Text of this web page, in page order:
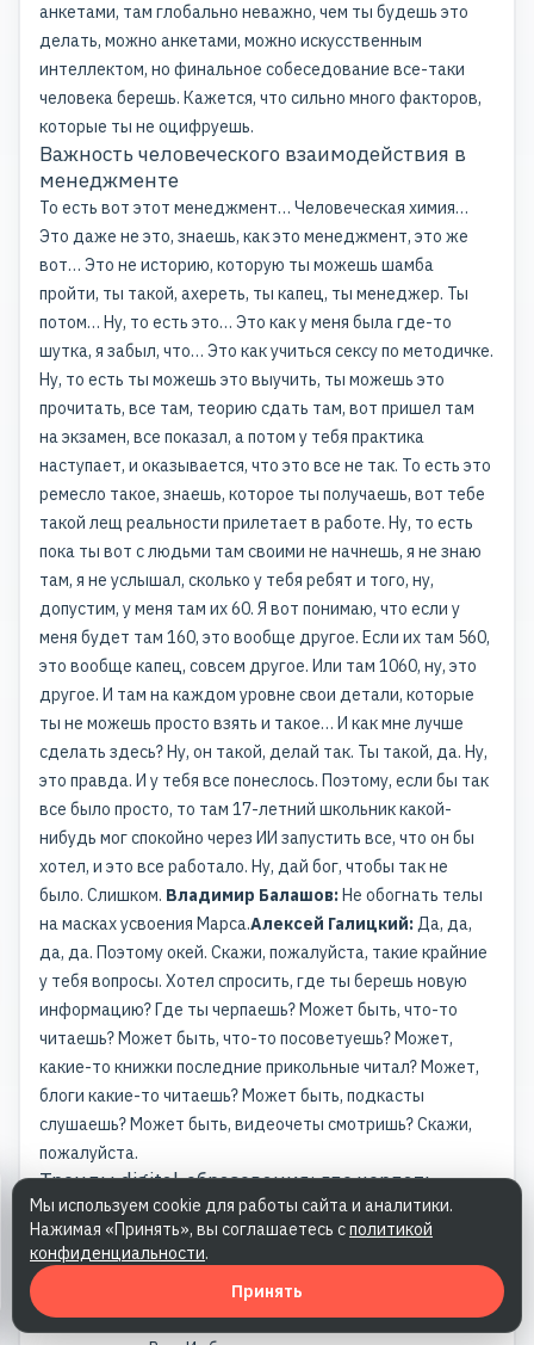
анкетами, там глобально неважно, чем ты будешь это
делать, можно анкетами, можно искусственным
интеллектом, но финальное собеседование все-таки
человека берешь. Кажется, что сильно много факторов,
которые ты не оцифруешь.
Важность человеческого взаимодействия в
менеджменте
То есть вот этот менеджмент… Человеческая химия…
Это даже не это, знаешь, как это менеджмент, это же
вот… Это не историю, которую ты можешь шамба
пройти, ты такой, ахереть, ты капец, ты менеджер. Ты
потом… Ну, то есть это… Это как у меня была где-то
шутка, я забыл, что… Это как учиться сексу по методичке.
Ну, то есть ты можешь это выучить, ты можешь это
прочитать, все там, теорию сдать там, вот пришел там
на экзамен, все показал, а потом у тебя практика
наступает, и оказывается, что это все не так. То есть это
ремесло такое, знаешь, которое ты получаешь, вот тебе
такой лещ реальности прилетает в работе. Ну, то есть
пока ты вот с людьми там своими не начнешь, я не знаю
там, я не услышал, сколько у тебя ребят и того, ну,
допустим, у меня там их 60. Я вот понимаю, что если у
меня будет там 160, это вообще другое. Если их там 560,
это вообще капец, совсем другое. Или там 1060, ну, это
другое. И там на каждом уровне свои детали, которые
ты не можешь просто взять и такое… И как мне лучше
сделать здесь? Ну, он такой, делай так. Ты такой, да. Ну,
это правда. И у тебя все понеслось. Поэтому, если бы так
все было просто, то там 17-летний школьник какой-
нибудь мог спокойно через ИИ запустить все, что он бы
хотел, и это все работало. Ну, дай бог, чтобы так не
было. Слишком. Владимир Балашов:Не обогнать телы
на масках усвоения Марса.Алексей Галицкий:Да, да,
да, да. Поэтому окей. Скажи, пожалуйста, такие крайние
у тебя вопросы. Хотел спросить, где ты берешь новую
информацию? Где ты черпаешь? Может быть, что-то
читаешь? Может быть, что-то посоветуешь? Может,
какие-то книжки последние прикольные читал? Может,
блоги какие-то читаешь? Может быть, подкасты
слушаешь? Может быть, видеочеты смотришь? Скажи,
пожалуйста.
Тренды digital-образования: где черпать
знания в 2025 году
Владимир Балашов:На самом деле, хочется
рассказать, что моя библиотека ломится, это правда, но
она ломится от непрочитанных книг, потому что ты
видишь кучу интересной литературы, берешь, и это
Мы используем cookie для работы сайта и аналитики.
Нажимая «Принять», вы соглашаетесь сполитикой
конфиденциальности.
Принять